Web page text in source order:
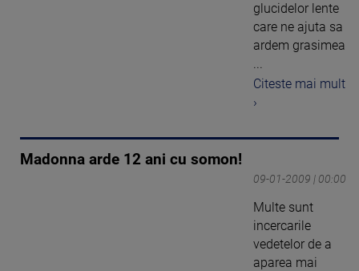
glucidelor lente
care ne ajuta sa
ardem grasimea
...
Citeste mai mult
›
Madonna arde 12 ani cu somon!
09-01-2009 | 00:00
Multe sunt
incercarile
vedetelor de a
aparea mai